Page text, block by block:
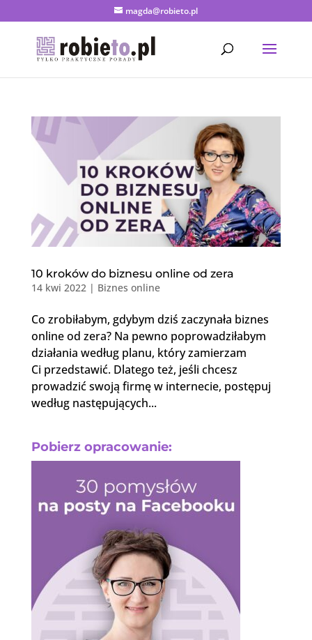
magda@robieto.pl
10 kroków do biznesu online od zera
14 kwi 2022| Biznes online
Co zrobiłabym, gdybym dziś zaczynała biznes
online od zera? Na pewno poprowadziłabym
działania według planu, który zamierzam
Ci przedstawić. Dlatego też, jeśli chcesz
prowadzić swoją firmę w internecie, postępuj
według następujących...
Pobierz opracowanie: